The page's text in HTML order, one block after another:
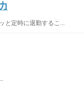
と定時に退勤するこ...